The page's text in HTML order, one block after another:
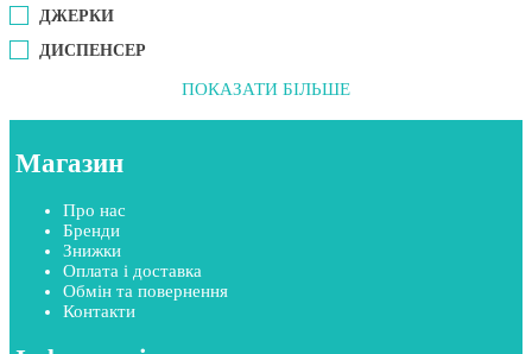
ДЖЕРКИ
ДИСПЕНСЕР
ПОКАЗАТИ БІЛЬШЕ
Магазин
Про нас
Бренди
Знижки
Оплата і доставка
Обмін та повернення
Контакти